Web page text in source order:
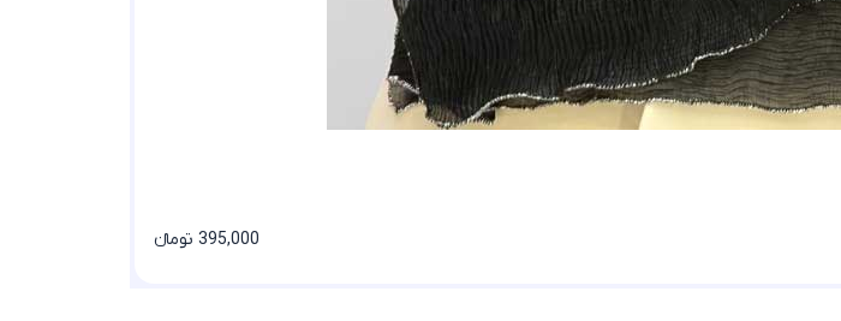
395,000 تومانء